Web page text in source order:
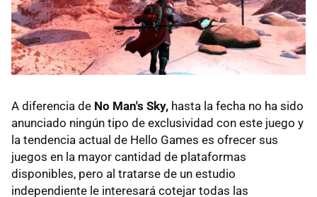
A diferencia de No Man's Sky, hasta la fecha no ha sido
anunciado ningún tipo de exclusividad con este juego y
la tendencia actual de Hello Games es ofrecer sus
juegos en la mayor cantidad de plataformas
disponibles, pero al tratarse de un estudio
independiente le interesará cotejar todas las